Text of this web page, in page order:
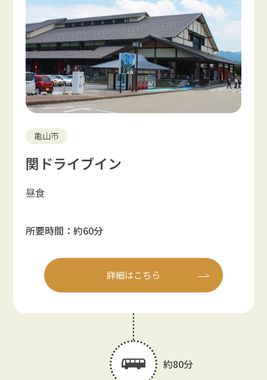
亀山市
関ドライブイン
昼食
所要時間：約60分
詳細はこちら
約80分